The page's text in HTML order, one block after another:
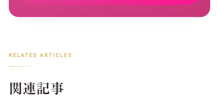
RELATED ARTICLES
関連記事